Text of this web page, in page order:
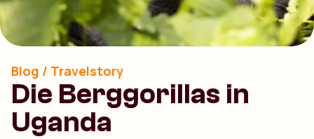
Blog / Travelstory
Die Berggorillas in
Uganda